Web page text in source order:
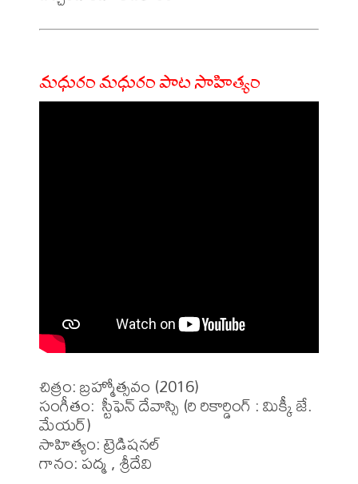
మధురం మధురం పాట సాహిత్యం
చిత్రం: బ్రహ్మోత్సవం (2016)
సంగీతం:  స్టీఫెన్ దేవాస్సి (రి రికార్డింగ్ : మిక్కీ జే.
మేయర్)
సాహిత్యం: ట్రెడిషనల్
గానం: పద్మ , శ్రీదేవి